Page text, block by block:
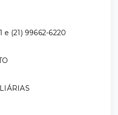
e (21) 99662-6220